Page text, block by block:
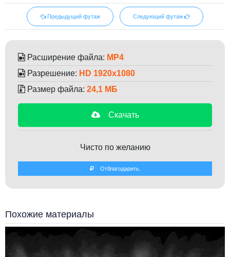
Предыдущий футаж Следующий футаж
Расширение файла: MP4
Разрешение: HD 1920x1080
Размер файла: 24,1 МБ
Скачать
Чисто по желанию
Отблагодарить.
Похожие материалы